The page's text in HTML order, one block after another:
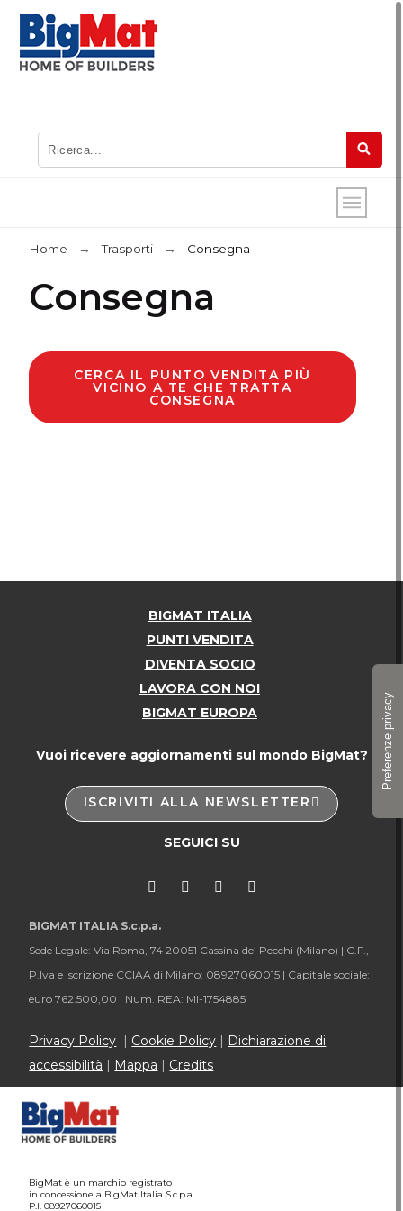
Home Trasporti Consegna
Consegna
CERCA IL PUNTO VENDITA PIÙ
VICINO A TE CHE TRATTA
CONSEGNA
BIGMAT ITALIA
PUNTI VENDITA
DIVENTA SOCIO
LAVORA CON NOI
BIGMAT EUROPA
Vuoi ricevere aggiornamenti sul mondo BigMat?
ISCRIVITI ALLA NEWSLETTER
SEGUICI SU
BIGMAT ITALIA S.c.p.a.
Sede Legale: Via Roma, 74 20051 Cassina de’ Pecchi (Milano) | C.F.,
P.Iva e Iscrizione CCIAA di Milano: 08927060015 | Capitale sociale:
euro 762.500,00 | Num. REA: MI-1754885
Privacy Policy Cookie Policy
Dichiarazione di
accessibilità
Mappa Credits
BigMat è un marchio registrato
in concessione a BigMat Italia S.c.p.a
P.I. 08927060015